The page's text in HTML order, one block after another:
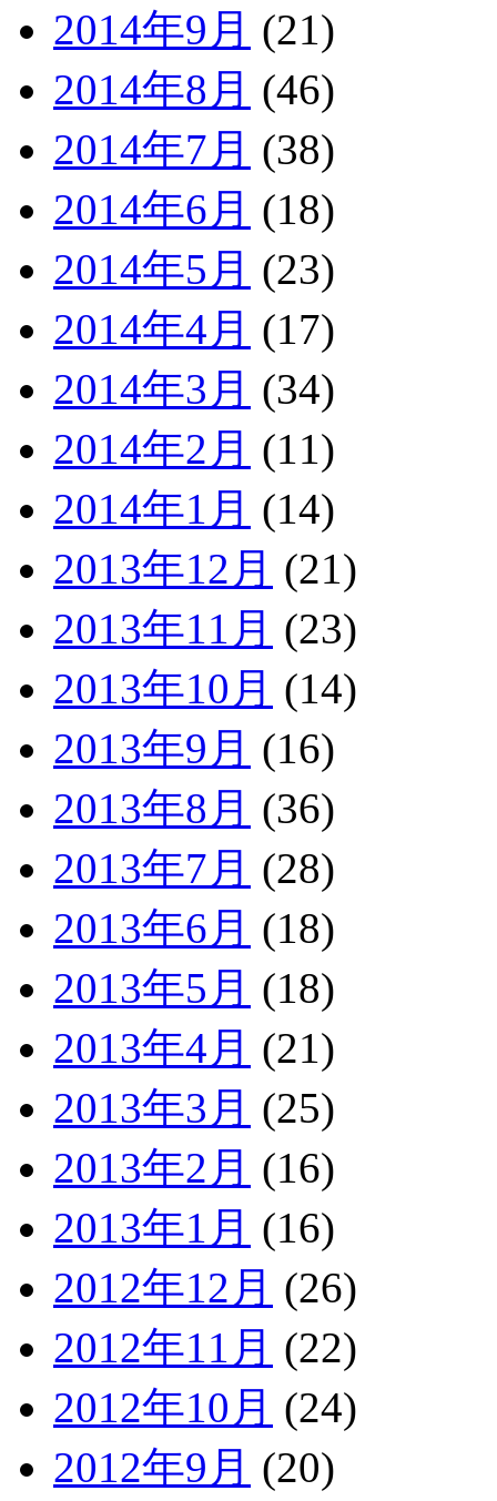
2014年9月 (21)
2014年8月 (46)
2014年7月 (38)
2014年6月 (18)
2014年5月 (23)
2014年4月 (17)
2014年3月 (34)
2014年2月 (11)
2014年1月 (14)
2013年12月 (21)
2013年11月 (23)
2013年10月 (14)
2013年9月 (16)
2013年8月 (36)
2013年7月 (28)
2013年6月 (18)
2013年5月 (18)
2013年4月 (21)
2013年3月 (25)
2013年2月 (16)
2013年1月 (16)
2012年12月 (26)
2012年11月 (22)
2012年10月 (24)
2012年9月 (20)